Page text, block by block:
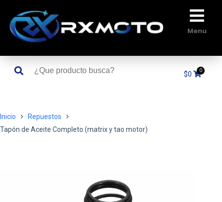
contenido
Menu
$0
Inicio
Repuestos
Tapón de Aceite Completo (matrix y tao motor)